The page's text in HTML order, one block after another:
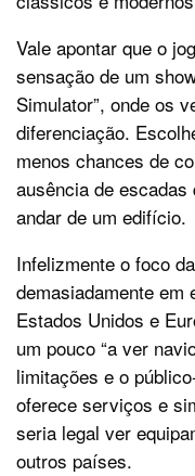
Vale apontar que o
sensação de um
Simulator”, onde os
diferenciação.
menos chances de
ausência de
andar de um edifício.
Infelizmente o foco
demasiadamente em
Estados Unidos e
um pouco “a ver
limitações e o
oferece serviços e
seria legal ver
outros países.